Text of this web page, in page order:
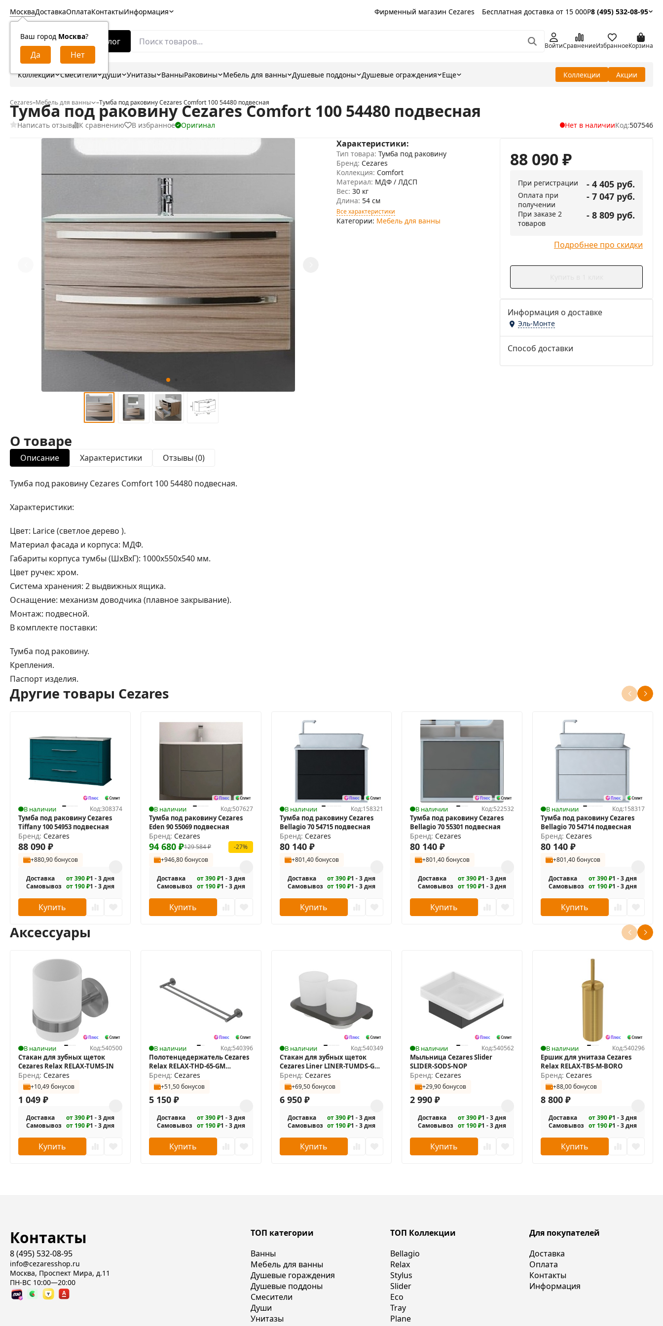
Москва
Ваш город Москва?
ДоставкаОплатаКонтактыИнформация Фирменный магазин Cezares Бесплатная доставка от 15 000Р8 (495) 532-08-95
Каталог ВойтиСравнениеИзбранноеКорзина
Коллекции Смесители Души Унитазы ВанныРаковины Мебель для ванны Душевые поддоны Душевые ограждения Еще Коллекции Акции
Cezares–Мебель для ванны –Тумба под раковину Cezares Comfort 100 54480 подвесная
Тумба под раковину Cezares Comfort 100 54480 подвесная
Написать отзыв К сравнению В избранное Оригинал Нет в наличииКод:507546
Характеристики:
Тип товара: Тумба под раковину
Бренд: Cezares
Коллекция: Comfort
Материал: МДФ / ЛДСП
Вес: 30 кг
Длина: 54 см
Все характеристики
Категории: Мебель для ванны
88 090₽
При регистрации - 4 405 руб.
Оплата при
получении
- 7 047 руб.
При заказе 2
товаров
- 8 809 руб.
Подробнее про скидки
Информация о доставке
Эль-Монте
Способ доставки
О товаре
Описание Характеристики Отзывы (0)
Тумба под раковину Cezares Comfort 100 54480 подвесная.
Характеристики:
Цвет: Larice (светлое дерево ).
Материал фасада и корпуса: МДФ.
Габариты корпуса тумбы (ШхВхГ): 1000х550х540 мм.
Цвет ручек: хром.
Система хранения: 2 выдвижных ящика.
Оснащение: механизм доводчика (плавное закрывание).
Монтаж: подвесной.
В комплекте поставки:
Тумба под раковину.
Крепления.
Паспорт изделия.
Другие товары Cezares
В наличии Код:308374
Тумба под раковину Cezares
Tiffany 100 54953 подвесная
Бренд: Cezares
88 090 ₽
+880,90 бонусов
Доставка от 390 ₽1 - 3 дня
Самовывоз от 190 ₽1 - 3 дня
Купить
В наличии Код:507627
Тумба под раковину Cezares
Eden 90 55069 подвесная
Бренд: Cezares
129 584₽
94 680 ₽
-27%
+946,80 бонусов
Доставка от 390 ₽1 - 3 дня
Самовывоз от 190 ₽1 - 3 дня
Купить
В наличии Код:158321
Тумба под раковину Cezares
Bellagio 70 54715 подвесная
Бренд: Cezares
80 140 ₽
+801,40 бонусов
Доставка от 390 ₽1 - 3 дня
Самовывоз от 190 ₽1 - 3 дня
Купить
В наличии Код:522532
Тумба под раковину Cezares
Bellagio 70 55301 подвесная
Бренд: Cezares
80 140₽
+801,40 бонусов
Доставка от 390 ₽1 - 3 дня
Самовывоз от 190 ₽1 - 3 дня
Купить
В наличии Код:158317
Тумба под раковину Cezares
Bellagio 70 54714 подвесная
Бренд: Cezares
80 140₽
+801,40 бонусов
Доставка от 390 ₽1 - 3 дня
Самовывоз от 190 ₽1 - 3 дня
Купить
Аксессуары
В наличии Код:540500
Стакан для зубных щеток
Cezares Relax RELAX-TUMS-IN
Бренд: Cezares
+10,49 бонусов
1 049 ₽
Доставка от 390 ₽1 - 3 дня
Самовывоз от 190 ₽1 - 3 дня
Купить
В наличии Код:540396
Полотенцедержатель Cezares
Relax RELAX-THD-65-GM
двойной
Бренд: Cezares
+51,50 бонусов
5 150 ₽
Доставка от 390 ₽1 - 3 дня
Самовывоз от 190 ₽1 - 3 дня
Купить
В наличии Код:540349
Стакан для зубных щеток
Cezares Liner LINER-TUMDS-GM
двойной
Бренд: Cezares
+69,50 бонусов
6 950 ₽
Доставка от 390 ₽1 - 3 дня
Самовывоз от 190 ₽1 - 3 дня
Купить
В наличии Код:540562
Мыльница Cezares Slider
SLIDER-SODS-NOP
Бренд: Cezares
+29,90 бонусов
2 990₽
Доставка от 390 ₽1 - 3 дня
Самовывоз от 190 ₽1 - 3 дня
Купить
В наличии Код:540296
Ершик для унитаза Cezares
Relax RELAX-TBS-M-BORO
Бренд: Cezares
+88,00 бонусов
8 800₽
Доставка от 390 ₽1 - 3 дня
Самовывоз от 190 ₽1 - 3 дня
Купить
Контакты
8 (495) 532-08-95
info@cezaresshop.ru
Москва, Проспект Мира, д.11
ПН-ВС 10:00—20:00
ТОП категории
Ванны
Мебель для ванны
Душевые гораждения
Душевые поддоны
Смесители
Души
Унитазы
ТОП Коллекции
Bellagio
Relax
Stylus
Slider
Eco
Tray
Plane
Для покупателей
Доставка
Оплата
Контакты
Информация